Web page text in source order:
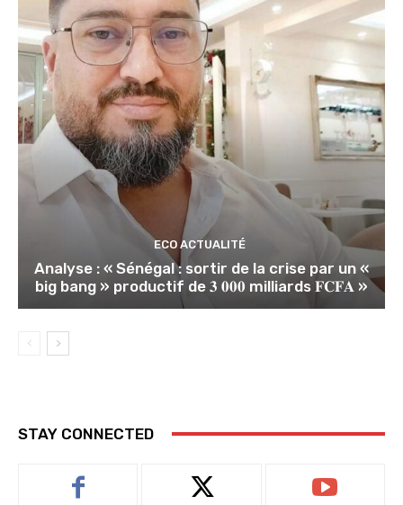
ECO ACTUALITÉ
Analyse : « Sénégal : sortir de la crise par un «
big bang » productif de 𝟑 𝟎𝟎𝟎 milliards 𝐅𝐂𝐅𝐀 »
STAY CONNECTED